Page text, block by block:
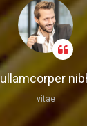
ullamcorper
vitae